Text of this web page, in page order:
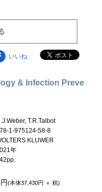
いいね
& Infection Preve
T.R.Talbot
1-975124-58-8
KLUWER
年
(本体37,430円 ＋ 税)